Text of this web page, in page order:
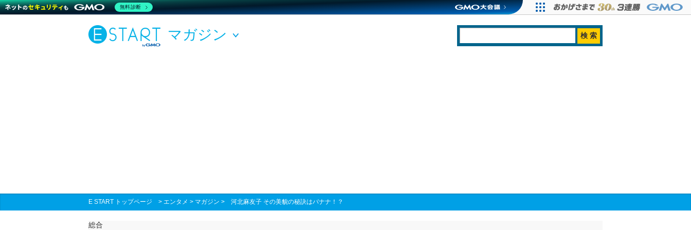
マガジン
E START トップページ > エンタメ > マガジン > 河北麻友子 その美貌の秘訣はバナナ！？
総合
無料診断